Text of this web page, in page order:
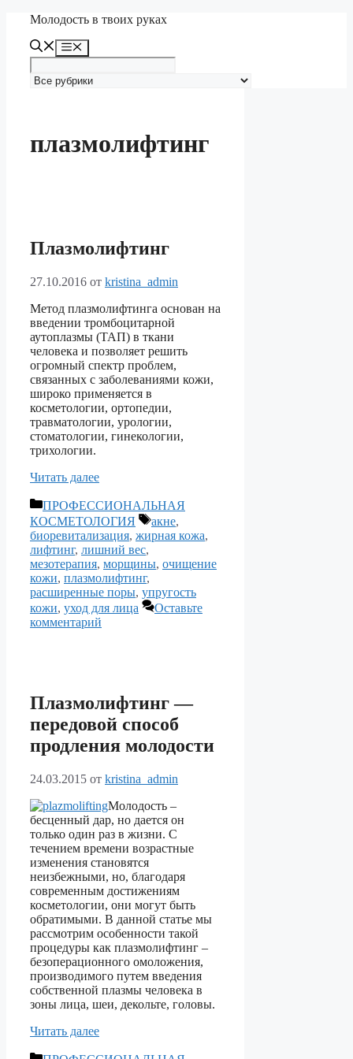
Перейти
содержимому
Молодость в твоих руках
Меню
плазмолифтинг
Плазмолифтинг
27.10.2016 от kristina_admin
Метод плазмолифтинга основан на
введении тромбоцитарной
аутоплазмы (ТАП) в ткани
человека и позволяет решить
огромный спектр проблем,
связанных с заболеваниями кожи,
широко применяется в
косметологии, ортопедии,
травматологии, урологии,
стоматологии, гинекологии,
трихологии.
Читать далее
Рубрики
ПРОФЕССИОНАЛЬНАЯ
КОСМЕТОЛОГИЯ
Метки
акне,
биоревитализация, жирная кожа,
лифтинг, лишний вес,
мезотерапия, морщины, очищение
кожи, плазмолифтинг,
расширенные поры, упругость
кожи, уход для лица
Оставьте
комментарий
Плазмолифтинг —
передовой способ
продления молодости
24.03.2015 от kristina_admin
Молодость –
бесценный дар, но дается он
только один раз в жизни. С
течением времени возрастные
изменения становятся
неизбежными, но, благодаря
современным достижениям
косметологии, они могут быть
обратимыми. В данной статье мы
рассмотрим особенности такой
процедуры как плазмолифтинг –
безоперационного омоложения,
производимого путем введения
собственной плазмы человека в
зоны лица, шеи, декольте, головы.
Читать далее